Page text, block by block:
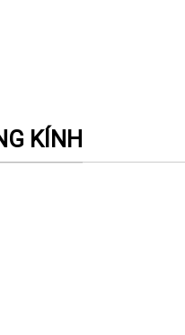
KÍNH